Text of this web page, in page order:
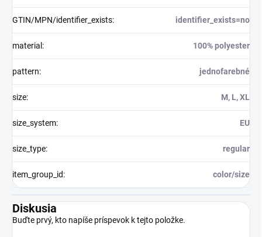
GTIN/MPN/identifier_exists: identifier_exists=no
material : 100% polyester
pattern: jednofarebné
size: M, L, XL
size_system: EU
size_type: regular
item_group_id: color/size
Diskusia
Buďte prvý, kto napíše príspevok k tejto položke.